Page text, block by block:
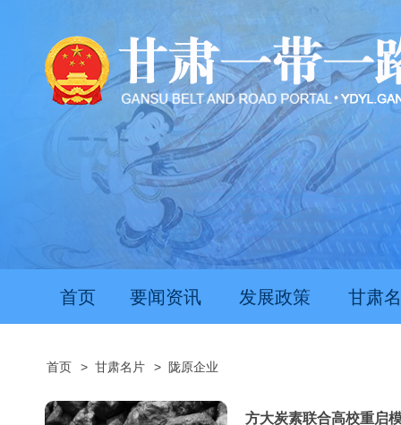
首页 要闻资讯 发展政策 甘肃
首页 > 甘肃名片 > 陇原企业
方大炭素联合高校重启